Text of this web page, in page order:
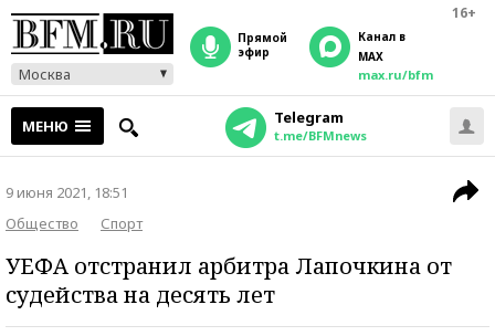
16+
Москва
прямой
эфир
Канал в
MAX
max.ru/bfm
МЕНЮ Telegram
t.me/BFMnews
9 июня 2021, 18:51
Общество
Спорт
УЕФА отстранил арбитра Лапочкина от
судейства на десять лет